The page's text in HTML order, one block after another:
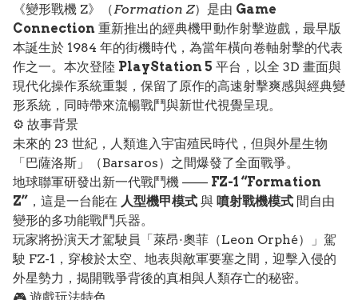
《變形戰機 Z》（Formation Z）是由 Game
Connection 重新推出的經典機甲動作射擊遊戲，最早版
本誕生於 1984 年的街機時代，為當年橫向卷軸射擊的代表
作之一。本次登陸 PlayStation 5 平台，以全 3D 畫面與
現代化操作系統重製，保留了原作的高速射擊爽感與經典變
形系統，同時帶來流暢戰鬥與新世代視覺呈現。
⚙️ 故事背景
未來的 23 世紀，人類進入宇宙殖民時代，但與外星生物
「巴薩洛斯」（Barsaros）之間爆發了全面戰爭。
地球聯軍研發出新一代戰鬥機 —— FZ-1 “Formation
Z” ，這是一台能在 人型機甲模式 與 噴射戰機模式 間自由
變形的多功能戰鬥兵器。
玩家將扮演天才駕駛員「萊昂·奧菲（Leon Orphé）」駕
駛 FZ-1，穿梭於太空、地表與敵軍要塞之間，迎擊入侵的
外星勢力，揭開戰爭背後的真相與人類存亡的秘密。